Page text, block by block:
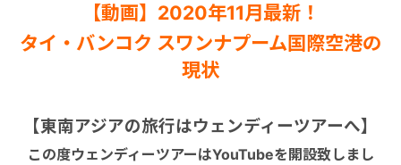
【動画】2020年11月最新！
タイ・バンコク スワンナプーム国際空港の
現状
【東南アジアの旅行はウェンディーツアーへ】
この度ウェンディーツアーはYouTubeを開設致しまし